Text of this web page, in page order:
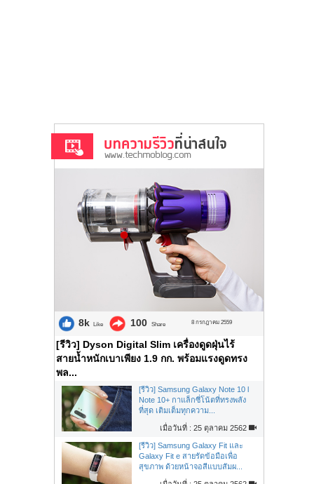
8k Like 100 Share 8 กรกฎาคม 2559
[รีวิว] Dyson Digital Slim เครื่องดูดฝุ่นไร้
สายน้ำหนักเบาเพียง 1.9 กก. พร้อมแรงดูดทรง
พล...
[รีวิว] Samsung Galaxy Note 10 l
Note 10+ กาแล็กซี่โน้ตที่ทรงพลัง
ที่สุด เติมเต็มทุกความ...
เมื่อวันที่ : 25 ตุลาคม 2562
[รีวิว] Samsung Galaxy Fit และ
Galaxy Fit e สายรัดข้อมือเพื่อ
สุขภาพ ด้วยหน้าจอสีแบบสัมผ...